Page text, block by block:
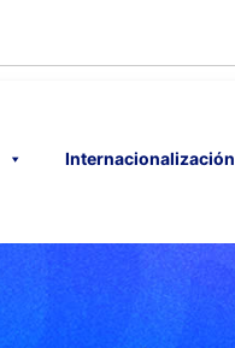
Internacionalización